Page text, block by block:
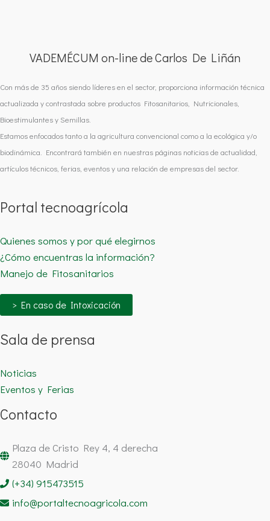
VADEMÉCUM on-line de Carlos De Liñán
Con más de 35 años siendo líderes en el sector, proporciona información técnica
actualizada y contrastada sobre productos Fitosanitarios, Nutricionales,
Bioestimulantes y Semillas.
Estamos enfocados tanto a la agricultura convencional como a la ecológica y/o
biodinámica. Encontrará también en nuestras páginas noticias de actualidad,
artículos técnicos, ferias, eventos y una relación de empresas del sector.
Portal tecnoagrícola
Quienes somos y por qué elegirnos
¿Cómo encuentras la información?
Manejo de Fitosanitarios
> En caso de Intoxicación
Sala de prensa
Noticias
Eventos y Ferias
Contacto
Plaza de Cristo Rey 4, 4 derecha
28040 Madrid
(+34) 915473515
info@portaltecnoagricola.com